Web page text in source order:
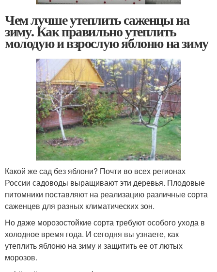
Чем лучше утеплить саженцы на
зиму. Как правильно утеплить
молодую и взрослую яблоню на зиму
Какой же сад без яблони? Почти во всех регионах
России садоводы выращивают эти деревья. Плодовые
питомники поставляют на реализацию различные сорта
саженцев для разных климатических зон.
Но даже морозостойкие сорта требуют особого ухода в
холодное время года. И сегодня вы узнаете, как
утеплить яблоню на зиму и защитить ее от лютых
морозов.